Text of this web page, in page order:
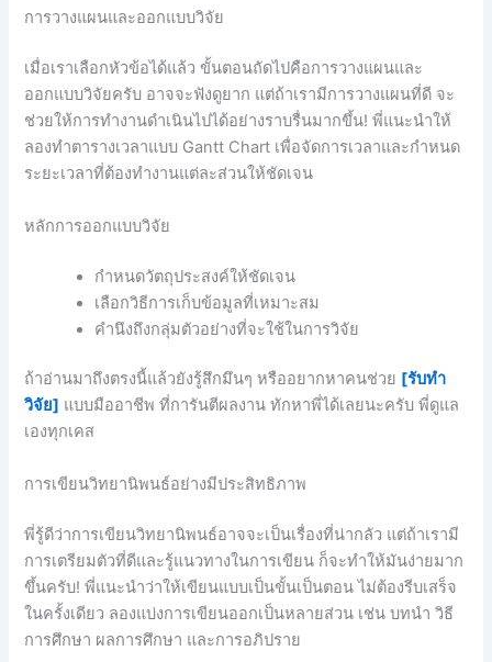
การวางแผนและออกแบบวิจัย
เมื่อเราเลือกหัวข้อได้แล้ว ขั้นตอนถัดไปคือการวางแผนและ
ออกแบบวิจัยครับ อาจจะฟังดูยาก แต่ถ้าเรามีการวางแผนที่ดี จะ
ช่วยให้การทำงานดำเนินไปได้อย่างราบรื่นมากขึ้น! พี่แนะนำให้
ลองทำตารางเวลาแบบ Gantt Chart เพื่อจัดการเวลาและกำหนด
ระยะเวลาที่ต้องทำงานแต่ละส่วนให้ชัดเจน
หลักการออกแบบวิจัย
กำหนดวัตถุประสงค์ให้ชัดเจน
เลือกวิธีการเก็บข้อมูลที่เหมาะสม
คำนึงถึงกลุ่มตัวอย่างที่จะใช้ในการวิจัย
ถ้าอ่านมาถึงตรงนี้แล้วยังรู้สึกมึนๆ หรืออยากหาคนช่วย [รับทำ
วิจัย] แบบมืออาชีพ ที่การันตีผลงาน ทักหาพี่ได้เลยนะครับ พี่ดูแล
เองทุกเคส
การเขียนวิทยานิพนธ์อย่างมีประสิทธิภาพ
พี่รู้ดีว่าการเขียนวิทยานิพนธ์อาจจะเป็นเรื่องที่น่ากลัว แต่ถ้าเรามี
การเตรียมตัวที่ดีและรู้แนวทางในการเขียน ก็จะทำให้มันง่ายมาก
ขึ้นครับ! พี่แนะนำว่าให้เขียนแบบเป็นขั้นเป็นตอน ไม่ต้องรีบเสร็จ
ในครั้งเดียว ลองแบ่งการเขียนออกเป็นหลายส่วน เช่น บทนำ วิธี
การศึกษา ผลการศึกษา และการอภิปราย